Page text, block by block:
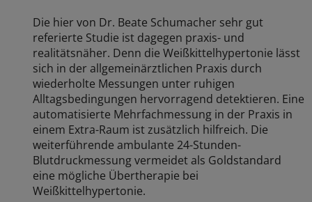
Die hier von Dr. Beate Schumacher sehr gut
referierte Studie ist dagegen praxis- und
realitätsnäher. Denn die Weißkittelhypertonie lässt
sich in der allgemeinärztlichen Praxis durch
wiederholte Messungen unter ruhigen
Alltagsbedingungen hervorragend detektieren. Eine
automatisierte Mehrfachmessung in der Praxis in
einem Extra-Raum ist zusätzlich hilfreich. Die
weiterführende ambulante 24-Stunden-
Blutdruckmessung vermeidet als Goldstandard
eine mögliche Übertherapie bei
Weißkittelhypertonie.